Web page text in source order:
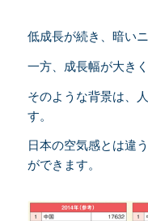
低成長が続き、暗い
一方、成長幅が大き
そのような背景は、
す。
日本の空気感とは違
ができます。